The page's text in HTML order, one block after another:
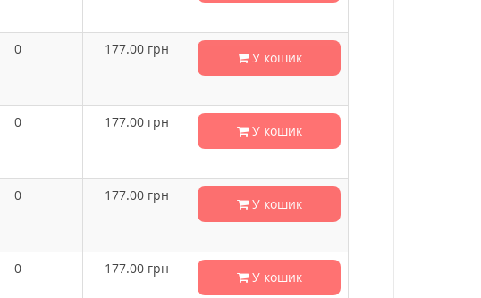
0 177.00грн
У кошик
0 177.00грн
У кошик
0 177.00грн
У кошик
0 177.00грн
У кошик